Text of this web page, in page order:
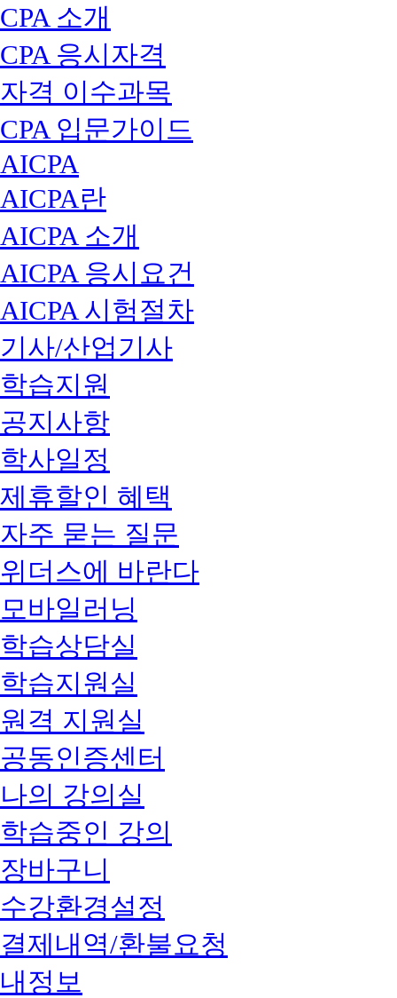
CPA 소개
CPA 응시자격
자격 이수과목
CPA 입문가이드
AICPA
AICPA란
AICPA 소개
AICPA 응시요건
AICPA 시험절차
기사/산업기사
학습지원
공지사항
학사일정
제휴할인 혜택
자주 묻는 질문
위더스에 바란다
모바일러닝
학습상담실
학습지원실
원격 지원실
공동인증센터
나의 강의실
학습중인 강의
장바구니
수강환경설정
결제내역/환불요청
내정보